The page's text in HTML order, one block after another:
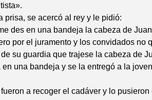
prisa, se acercó al rey y le pidió:
des en una bandeja la cabeza de
por el juramento y los convidados no
su guardia que trajese la cabeza de
una bandeja y se la entregó a la
a recoger el cadáver y lo pusieron